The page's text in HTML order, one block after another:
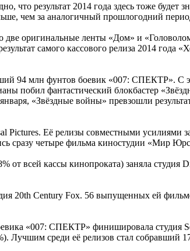
результат 2014 года здесь тоже будет
чем за аналогичный прошлогодний
оригинальные ленты «Дом» и
самого кассового релиза 2014
94 млн фунтов боевик «007: СПЕКТР». С
побил фантастический блокбастер
«Звёздные войны» превзошли
Pictures. Её релизы совместными усилиями
сразу четыре фильма киностудии «Мир
всей кассы кинопроката) заняла
20th Century Fox. 56 выпущенных ей
«007: СПЕКТР» финишировала
Лучшим среди её релизов стал